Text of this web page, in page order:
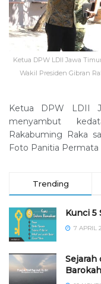
Ketua DPW LDII Jawa
Wakil Presiden Gibran
Ketua DPW LDII
menyambut
Rakabuming Raka
Foto Panitia Permata
Trending
Kunci 5
7 APRIL